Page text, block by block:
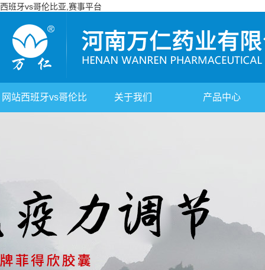
西班牙vs哥伦比亚,赛事平台
网站西班牙vs哥伦比 关于我们 产品中心